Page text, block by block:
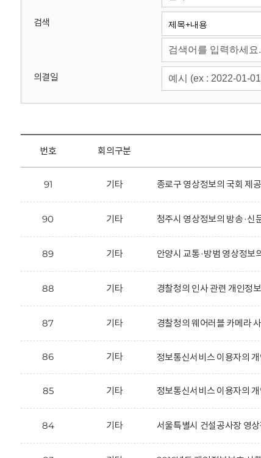
검색
의결일
번호 회의구분
91 기타 종로구 영상정보의 국회 제
90 기타 청주시 영상정보의 방송·신
89 기타 안양시 교통·방범 영상정보
88 기타 경찰청의 인사 관련 개인정
87 기타 경찰청의 웨어러블 카메라
86 기타 정보통신서비스 이용자의
85 기타 정보통신서비스 이용자의
84 기타 서울특별시 건설공사장 영